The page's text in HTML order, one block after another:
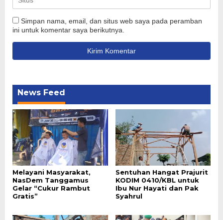
Simpan nama, email, dan situs web saya pada peramban
ini untuk komentar saya berikutnya.
News Feed
Melayani Masyarakat,
NasDem Tanggamus
Gelar “Cukur Rambut
Gratis”
Sentuhan Hangat Prajurit
KODIM 0410/KBL untuk
Ibu Nur Hayati dan Pak
Syahrul